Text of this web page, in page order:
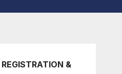
&